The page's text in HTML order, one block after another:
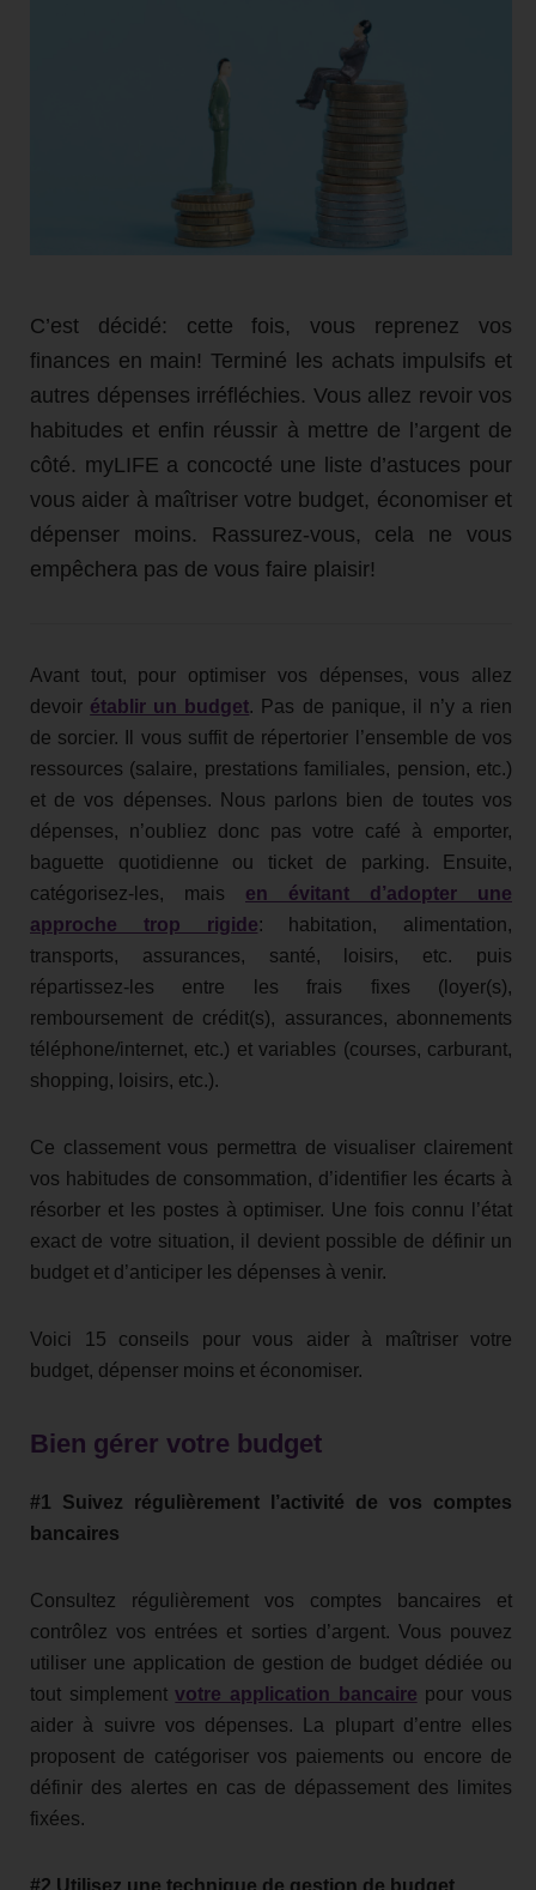
C’est décidé: cette fois, vous reprenez vos
finances en main! Terminé les achats impulsifs et
autres dépenses irréfléchies. Vous allez revoir vos
habitudes et enfin réussir à mettre de l’argent de
côté. myLIFE a concocté une liste d’astuces pour
vous aider à maîtriser votre budget, économiser et
dépenser moins. Rassurez-vous, cela ne vous
empêchera pas de vous faire plaisir!
Avant tout, pour optimiser vos dépenses, vous allez
devoir établir un budget. Pas de panique, il n’y a rien
de sorcier. Il vous suffit de répertorier l’ensemble de vos
ressources (salaire, prestations familiales, pension, etc.)
et de vos dépenses. Nous parlons bien de toutes vos
dépenses, n’oubliez donc pas votre café à emporter,
baguette quotidienne ou ticket de parking. Ensuite,
catégorisez-les, mais en évitant d’adopter une
approche trop rigide: habitation, alimentation,
transports, assurances, santé, loisirs, etc. puis
répartissez-les entre les frais fixes (loyer(s),
remboursement de crédit(s), assurances, abonnements
téléphone/internet, etc.) et variables (courses, carburant,
shopping, loisirs, etc.).
Ce classement vous permettra de visualiser clairement
vos habitudes de consommation, d’identifier les écarts à
résorber et les postes à optimiser. Une fois connu l’état
exact de votre situation, il devient possible de définir un
budget et d’anticiper les dépenses à venir.
Voici 15 conseils pour vous aider à maîtriser votre
budget, dépenser moins et économiser.
Bien gérer votre budget
#1 Suivez régulièrement l’activité de vos comptes
bancaires
Consultez régulièrement vos comptes bancaires et
contrôlez vos entrées et sorties d’argent. Vous pouvez
utiliser une application de gestion de budget dédiée ou
tout simplementvotre application bancaire pour vous
aider à suivre vos dépenses. La plupart d’entre elles
proposent de catégoriser vos paiements ou encore de
définir des alertes en cas de dépassement des limites
fixées.
#2 Utilisez une technique de gestion de budget